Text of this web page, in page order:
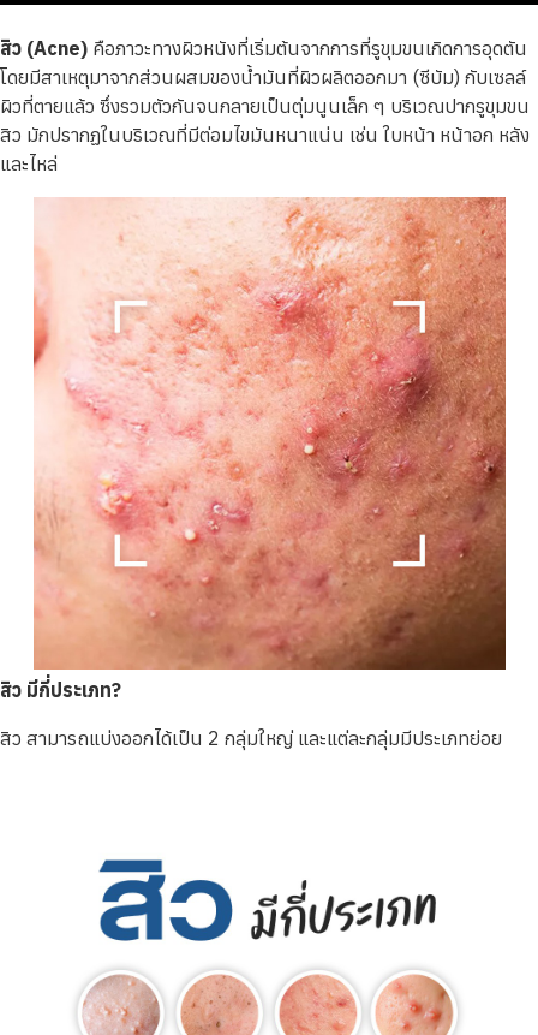
สิว (Acne) คือภาวะทางผิวหนังที่เริ่มต้นจากการที่รูขุมขนเกิดการอุดตัน
โดยมีสาเหตุมาจากส่วนผสมของน้ำมันที่ผิวผลิตออกมา (ซีบัม) กับเซลล์
ผิวที่ตายแล้ว ซึ่งรวมตัวกันจนกลายเป็นตุ่มนูนเล็ก ๆ บริเวณปากรูขุมขน
สิว มักปรากฏในบริเวณที่มีต่อมไขมันหนาแน่น เช่น ใบหน้า หน้าอก หลัง
และไหล่
สิว มีกี่ประเภท?
สิว สามารถแบ่งออกได้เป็น 2 กลุ่มใหญ่ และแต่ละกลุ่มมีประเภทย่อย